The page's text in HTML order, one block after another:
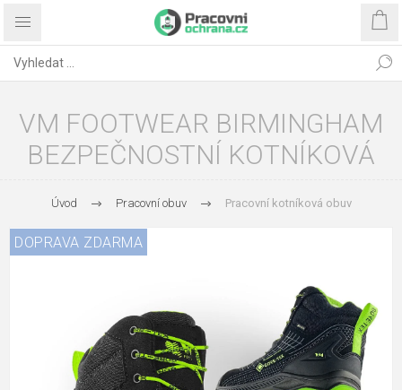
VM FOOTWEAR BIRMINGHAM
BEZPEČNOSTNÍ KOTNÍKOVÁ
Úvod Pracovní obuv Pracovní kotníková obuv
DOPRAVA ZDARMA